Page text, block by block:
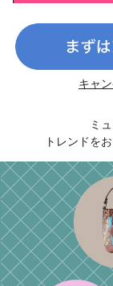
キャ
ミ
トレンドを